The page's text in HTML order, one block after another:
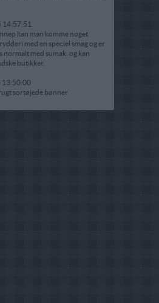
kan man komme noget
med en speciel smag og er
normalt med sumak. og kan
butikker.
13:50:00
sortøjede bønner